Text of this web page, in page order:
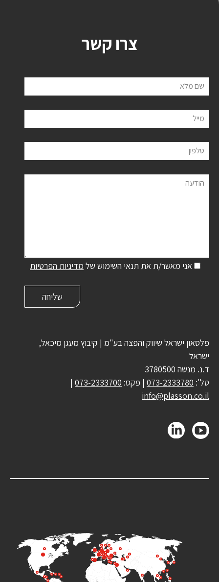
צרו קשר
שם מלא
מייל
טלפון
הודעה
אני מאשר/ת את תנאי השימוש של מדיניות הפרטיות
פלסאון ישראל שיווק והפצה בע"מ | קיבוץ מעגן מיכאל,
ישראל
ד.נ. מנשה 3780500
טל': 073-2333780 | פקס: 073-2333700
|
info@plasson.co.il